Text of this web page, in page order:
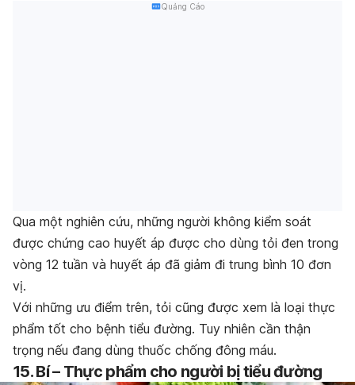
Quảng Cáo
Qua một nghiên cứu, những người không kiểm soát
được chứng cao huyết áp được cho dùng tỏi đen trong
vòng 12 tuần và huyết áp đã giảm đi trung bình 10 đơn
vị.
Với những ưu điểm trên, tỏi cũng được xem là loại thực
phẩm tốt cho bệnh tiểu đường. Tuy nhiên cần thận
trọng nếu đang dùng thuốc chống đông máu.
15. Bí – Thực phẩm cho người bị tiểu đường